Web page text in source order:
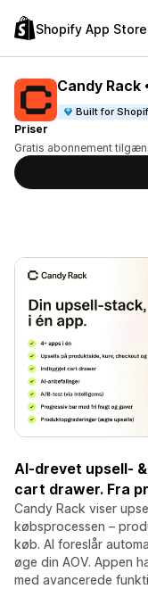
Shopify App Store
Candy Rack
Built for
Priser
Gratis abonnement
AI-drevet upsell-
cart drawer. Fra
Candy Rack viser
købsprocessen –
køb. AI foreslår
øge din AOV. Appen
med avancerede